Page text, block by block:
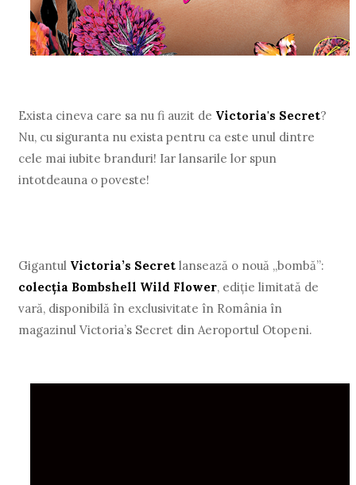
Exista cineva care sa nu fi auzit de Victoria's Secret?
Nu, cu siguranta nu exista pentru ca este unul dintre
cele mai iubite branduri! Iar lansarile lor spun
intotdeauna o poveste!
Gigantul Victoria’s Secret lansează o nouă „bombă”:
colecția Bombshell Wild Flower, ediție limitată de
vară, disponibilă în exclusivitate în România în
magazinul Victoria’s Secret din Aeroportul Otopeni.